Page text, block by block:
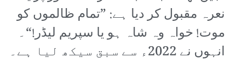
نعرہ مقبول کر دیا ہے: ”تمام ظالموں کو
موت! خواہ وہ شاہ ہو یا سپریم لیڈر!“۔
انہوں نے 2022ء سے سبق سیکھ لیا ہے۔